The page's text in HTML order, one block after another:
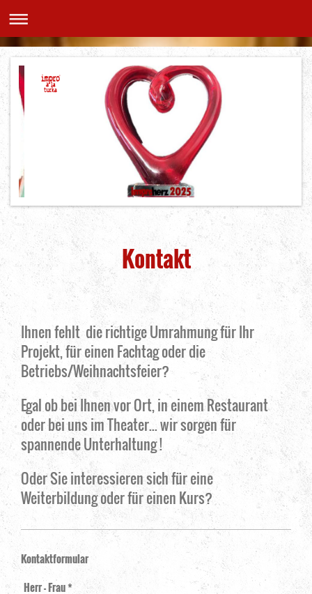
Kontakt
Ihnen fehlt die richtige Umrahmung für Ihr
Projekt, für einen Fachtag oder die
Betriebs/Weihnachtsfeier?
Egal ob bei Ihnen vor Ort, in einem Restaurant
oder bei uns im Theater... wir sorgen für
spannende Unterhaltung !
Oder Sie interessieren sich für eine
Weiterbildung oder für einen Kurs?
Kontaktformular
Herr - Frau*